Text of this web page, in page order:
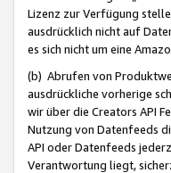
Lizenz zur Verfügung
ausdrücklich nicht auf
es sich nicht um eine
(b) Abrufen von
ausdrückliche vorherige
wir über die Creators API
Nutzung von Datenfeeds
API oder Datenfeeds
Verantwortung liegt,